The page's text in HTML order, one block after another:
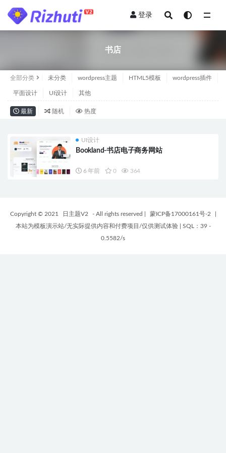
登录
书店
全部分类 未分类 wordpress主题 HTML5模板 wordpress插件
平面设计 UI设计 其他
最新 随机 热度
UI设计
Bookland-书店电子商务网站
6 年前 0 364
Copyright © 2021 日主题V2 - All rights reserved 蒙ICP备17000161号-2
本站为模板演示站/无实际提供内容和付费项目/仅供测试体验
SQL：39 -
0.5582/s